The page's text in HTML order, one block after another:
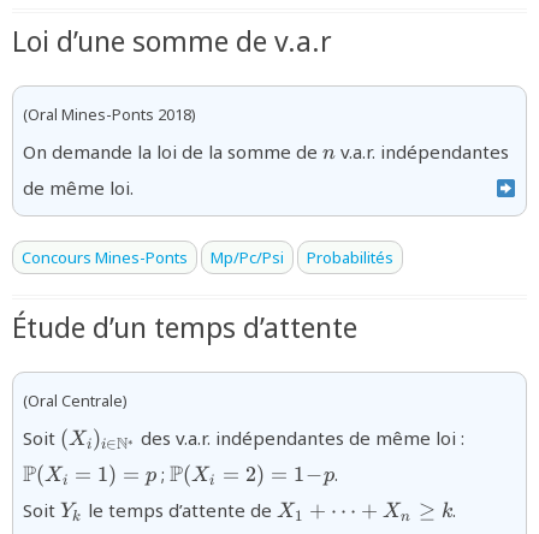
Loi d’une somme de v.a.r
(Oral Mines-Ponts 2018)
On demande la loi de la somme de {n}
nv.a.r. indépendantes
de même loi.
Concours Mines-Ponts Mp/Pc/Psi Probabilités
Étude d’un temps d’attente
(Oral Centrale)
Soit {(X_{i})_{i\in
\mathbb{N}^{\ast}}}
(Xi )i∈N∗ des v.a.r. indépendantes de même loi :
P(Xi = 1) = p ;{\mathbb{P}
(X_{i}=2)=1\!-
\!p}
P(Xi = 2) = 1−p.
Soit Y_k
Yk le temps d’attente de X_1+\cdots+X_n\ge
X 1 + ⋯ + Xn ≥ k.